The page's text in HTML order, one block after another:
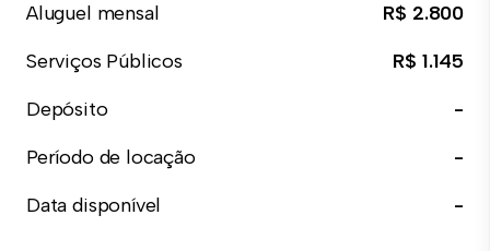
Aluguel mensal
R$ 2.800
Serviços Públicos
R$ 1.145
Depósito
-
Período de locação
-
Data disponível
-